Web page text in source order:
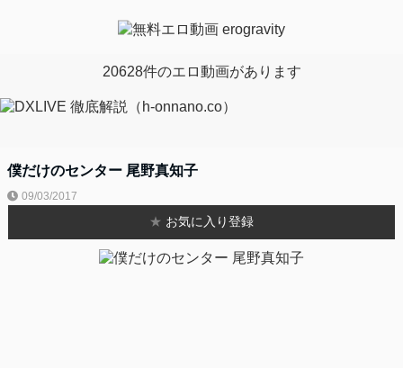
20628件のエロ動画があります
僕だけのセンター 尾野真知子
09/03/2017
★ お気に入り登録